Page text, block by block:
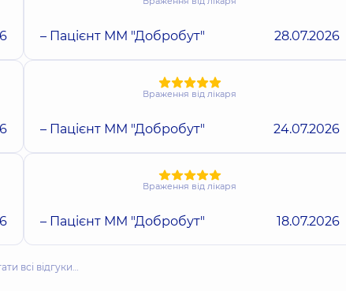
– Пацієнт ММ "Добробут" 28.07.2026
Враження від лікаря
– Пацієнт ММ "Добробут" 24.07.2026
Враження від лікаря
– Пацієнт ММ "Добробут" 18.07.2026
всі відгуки…